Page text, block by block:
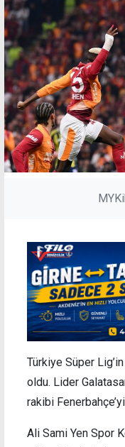
Türkiye Süper
oldu. Lider
rakibi
Ali Sami Yen Spor